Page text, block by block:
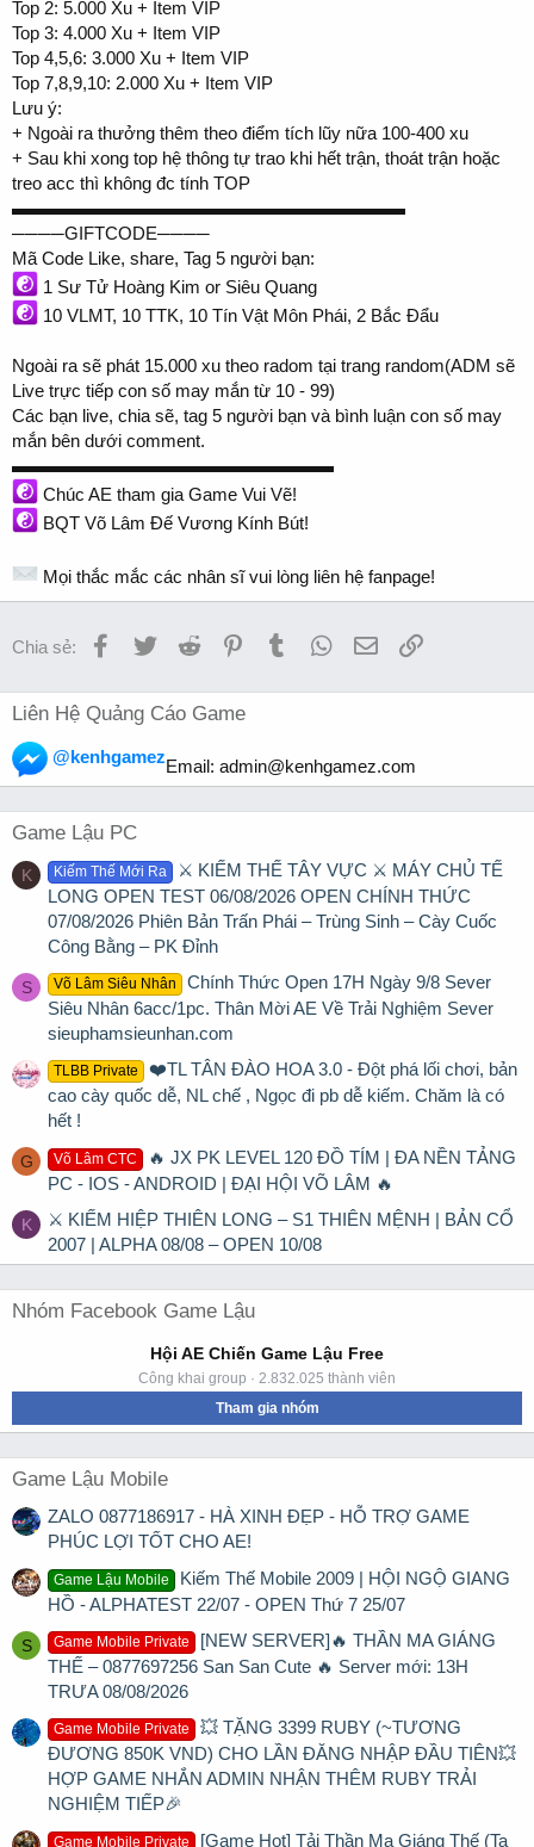
Top 2: 5.000 Xu + Item VIP
Top 3: 4.000 Xu + Item VIP
Top 4,5,6: 3.000 Xu + Item VIP
Top 7,8,9,10: 2.000 Xu + Item VIP
Lưu ý:
+ Ngoài ra thưởng thêm theo điểm tích lũy nữa 100-400 xu
+ Sau khi xong top hệ thông tự trao khi hết trận, thoát trận hoặc
treo acc thì không đc tính TOP
▬▬▬▬▬▬▬▬▬▬▬▬▬▬▬▬▬▬▬▬▬▬
────GIFTCODE────
Mã Code Like, share, Tag 5 người bạn:
1 Sư Tử Hoàng Kim or Siêu Quang
10 VLMT, 10 TTK, 10 Tín Vật Môn Phái, 2 Bắc Đẩu
Ngoài ra sẽ phát 15.000 xu theo radom tại trang random(ADM sẽ
Live trực tiếp con số may mắn từ 10 - 99)
Các bạn live, chia sẽ, tag 5 người bạn và bình luận con số may
mắn bên dưới comment.
▬▬▬▬▬▬▬▬▬▬▬▬▬▬▬▬▬▬
Chúc AE tham gia Game Vui Vẽ!
BQT Võ Lâm Đế Vương Kính Bút!
Mọi thắc mắc các nhân sĩ vui lòng liên hệ fanpage!
Chia sẻ: Facebook
TwitterReddit PinterestTumblrWhatsApp
EmailLink
Liên Hệ Quảng Cáo Game
@kenhgamezEmail: admin@kenhgamez.com
Game Lậu PC
K Kiếm Thế Mới Ra
⚔️ KIẾM THẾ TÂY VỰC ⚔️ MÁY CHỦ TẾ
LONG OPEN TEST 06/08/2026 OPEN CHÍNH THỨC
07/08/2026 Phiên Bản Trấn Phái – Trùng Sinh – Cày Cuốc
Công Bằng – PK Đỉnh
S Võ Lâm Siêu Nhân
Chính Thức Open 17H Ngày 9/8 Sever
Siêu Nhân 6acc/1pc. Thân Mời AE Về Trải Nghiệm Sever
sieuphamsieunhan.com
TLBB Private
❤️TL TÂN ĐÀO HOA 3.0 - Đột phá lối chơi, bản
cao cày quốc dễ, NL chế , Ngọc đi pb dễ kiếm. Chăm là có
hết !
G Võ Lâm CTC
🔥 JX PK LEVEL 120 ĐỒ TÍM | ĐA NỀN TẢNG
PC - IOS - ANDROID | ĐẠI HỘI VÕ LÂM 🔥
K
⚔ KIẾM HIỆP THIÊN LONG – S1 THIÊN MỆNH | BẢN CỔ
2007 | ALPHA 08/08 – OPEN 10/08
Nhóm Facebook Game Lậu
Hội AE Chiến Game Lậu Free
Công khai group · 2.832.025 thành viên
Tham gia nhóm
Game Lậu Mobile
ZALO 0877186917 - HÀ XINH ĐẸP - HỖ TRỢ GAME
PHÚC LỢI TỐT CHO AE!
Game Lậu Mobile
Kiếm Thế Mobile 2009 | HỘI NGỘ GIANG
HỒ - ALPHATEST 22/07 - OPEN Thứ 7 25/07
S Game Mobile Private
[NEW SERVER]🔥 THẦN MA GIÁNG
THẾ – 0877697256 San San Cute 🔥 Server mới: 13H
TRƯA 08/08/2026
Game Mobile Private
💥 TẶNG 3399 RUBY (~TƯƠNG
ĐƯƠNG 850K VND) CHO LẦN ĐĂNG NHẬP ĐẦU TIÊN💥
HỢP GAME NHẮN ADMIN NHẬN THÊM RUBY TRẢI
NGHIỆM TIẾP🎉
Game Mobile Private [Game Hot] Tải Thần Ma Giáng Thế (Ta